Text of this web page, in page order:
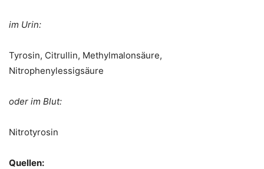
im Urin:
Tyrosin, Citrullin, Methylmalonsäure,
Nitrophenylessigsäure
oder im Blut:
Nitrotyrosin
Quellen: